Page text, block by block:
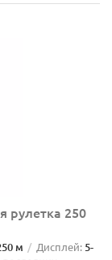
рулетка 250
м Дисплей: 5-